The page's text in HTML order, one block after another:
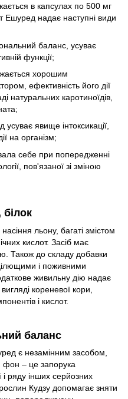
в капсулах по 500 мг
Ешуред надає наступні види
баланс, усуває
функції;
хорошим
ефективність його дії
натуральних каротиноїдів,
явище інтоксикації,
на організм;
себе при попередженні
пов'язаної зі зміною
льону, багаті змістом
кислот. Засіб має
Також до складу добавки
і поживними
живильну дію надає
кореневої кори,
і кислот.
баланс
є незамінним засобом,
– це запорука
і ряду інших серйозних
Кудзу допомагає зняти